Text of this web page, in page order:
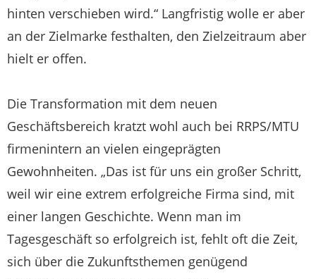
hinten verschieben wird.“ Langfristig wolle er aber
an der Zielmarke festhalten, den Zielzeitraum aber
hielt er offen.
Die Transformation mit dem neuen
Geschäftsbereich kratzt wohl auch bei RRPS/MTU
firmenintern an vielen eingeprägten
Gewohnheiten. „Das ist für uns ein großer Schritt,
weil wir eine extrem erfolgreiche Firma sind, mit
einer langen Geschichte. Wenn man im
Tagesgeschäft so erfolgreich ist, fehlt oft die Zeit,
sich über die Zukunftsthemen genügend